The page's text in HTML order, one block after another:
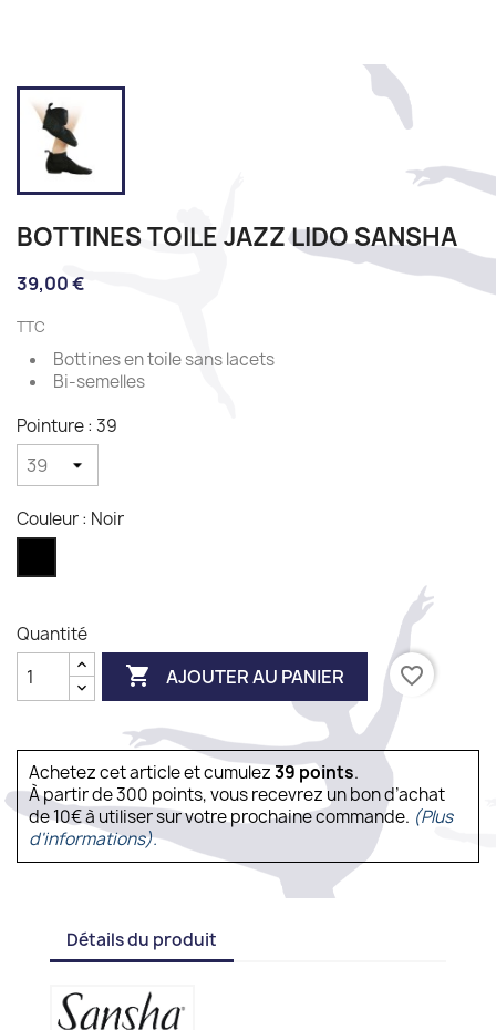
BOTTINES TOILE JAZZ LIDO SANSHA
39,00 €
TTC
Bottines en toile sans lacets
Bi-semelles
Pointure : 39
Couleur : Noir
Quantité
 AJOUTER AU PANIER favorite_border
Achetez cet article et cumulez39points.
À partir de 300 points, vous recevrez un bon d’achat
de 10€ à utiliser sur votre prochaine commande. (Plus
d'informations).
Détails du produit